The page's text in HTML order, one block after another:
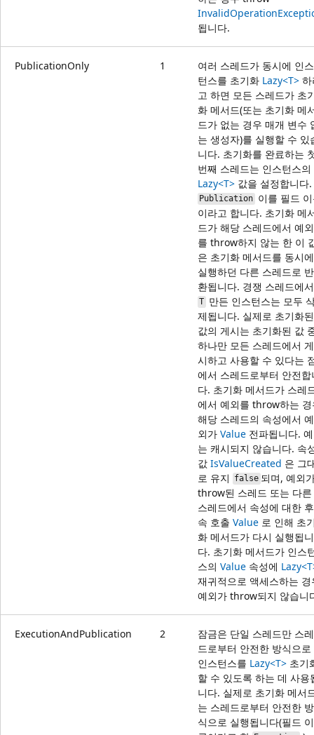
됩니다.
PublicationOnly 1
여러 스레드가 동시에 인스
턴스를 초기화 Lazy<T>
고 하면 모든 스레드가 초
화 메서드(또는 초기화 메
드가 없는 경우 매개 변수
는 생성자)를 실행할 수 있
니다. 초기화를 완료하는
번째 스레드는 인스턴스의
Lazy<T> 값을 설정합니다.
Publication 이를 필드
이라고 합니다. 초기화 메
드가 해당 스레드에서 예외
를 throw하지 않는 한 이
은 초기화 메서드를 동시에
실행하던 다른 스레드로 반
환됩니다. 경쟁 스레드에서
T만든 인스턴스는 모두
제됩니다. 실제로 초기화된
값의 게시는 초기화된 값
하나만 모든 스레드에서 게
시하고 사용할 수 있다는
에서 스레드로부터 안전합
다. 초기화 메서드가 스레
에서 예외를 throw하는 경
해당 스레드의 속성에서 예
외가 Value 전파됩니다.
는 캐시되지 않습니다. 속
값 IsValueCreated 은 그
로 유지
false되며, 예외
throw된 스레드 또는 다른
스레드에서 속성에 대한 후
속 호출 Value 로 인해 초
화 메서드가 다시 실행됩니
다. 초기화 메서드가 인스
스의 Value 속성에
재귀적으로 액세스하는 경
예외가 throw되지 않습니
ExecutionAndPublication 2
잠금은 단일 스레드만 스레
드로부터 안전한 방식으로
인스턴스를 Lazy<T> 초기
할 수 있도록 하는 데 사용
니다. 실제로 초기화 메서
는 스레드로부터 안전한 방
식으로 실행됩니다(필드 이